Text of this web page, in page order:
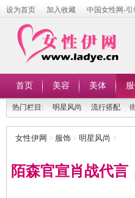
设为首页 加入收藏 中国女性网-
首页 美容 美体
热门栏目: 明星风尚 流行搭配
女性伊网 > 服饰 > 明星风尚 >
陌森官宣肖战代